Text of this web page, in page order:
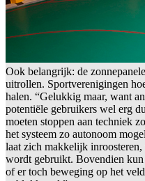
Ook belangrijk: de
uitrollen. Sportverenigingen
halen. “Gelukkig maar, want
potentiële gebruikers wel erg
moeten stoppen aan techniek
het systeem zo autonoom
laat zich makkelijk
wordt gebruikt. Bovendien kun
of er toch beweging op het